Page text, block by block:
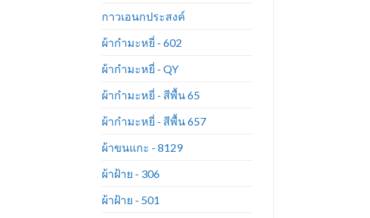
กาวเอนกประสงค์
ผ้ากำมะหยี่ - 602
ผ้ากำมะหยี่ - QY
ผ้ากำมะหยี่ - สีพื้น 65
ผ้ากำมะหยี่ - สีพื้น 657
ผ้าขนแกะ - 8129
ผ้าฝ้าย - 306
ผ้าฝ้าย - 501